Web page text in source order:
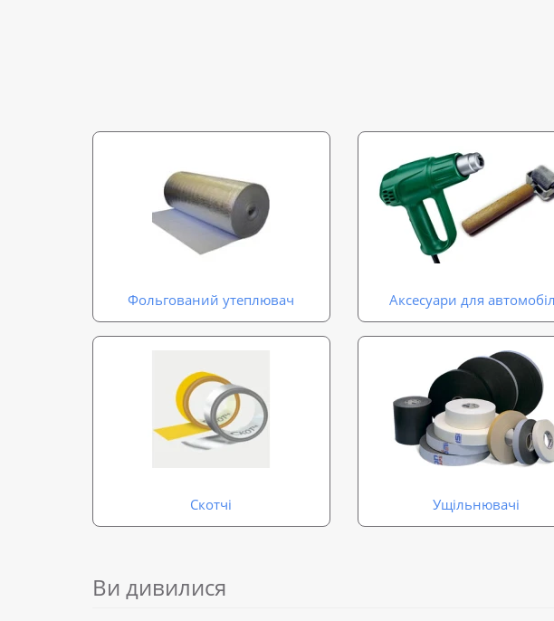
Фольгований утеплювач Аксесуари для
Скотчі Ущільнювачі
Ви дивилися